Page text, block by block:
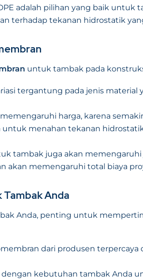
adalah pilihan yang baik untuk
terhadap tekanan hidrostatik
untuk tambak pada
tergantung pada jenis material
harga, karena
menahan tekanan
tambak juga akan
akan memengaruhi total biaya
Anda
Anda, penting untuk
dari produsen terpercaya
dengan kebutuhan tambak Anda